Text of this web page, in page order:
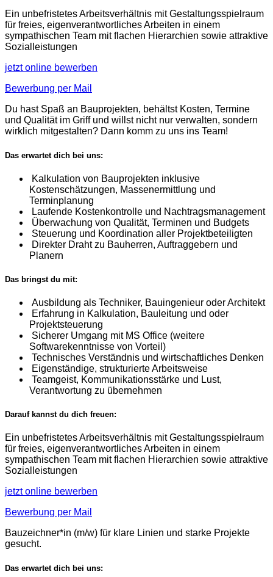
Ein unbefristetes Arbeitsverhältnis mit Gestaltungsspielraum
für freies, eigenverantwortliches Arbeiten in einem
sympathischen Team mit flachen Hierarchien sowie attraktive
Sozialleistungen
jetzt online bewerben
Bewerbung per Mail
Du hast Spaß an Bauprojekten, behältst Kosten, Termine
und Qualität im Griff und willst nicht nur verwalten, sondern
wirklich mitgestalten? Dann komm zu uns ins Team!
Das erwartet dich bei uns:
Kalkulation von Bauprojekten inklusive
Kostenschätzungen, Massenermittlung und
Terminplanung
Laufende Kostenkontrolle und Nachtragsmanagement
Überwachung von Qualität, Terminen und Budgets
Steuerung und Koordination aller Projektbeteiligten
Direkter Draht zu Bauherren, Auftraggebern und
Planern
Das bringst du mit:
Ausbildung als Techniker, Bauingenieur oder Architekt
Erfahrung in Kalkulation, Bauleitung und oder
Projektsteuerung
Sicherer Umgang mit MS Office (weitere
Softwarekenntnisse von Vorteil)
Technisches Verständnis und wirtschaftliches Denken
Eigenständige, strukturierte Arbeitsweise
Teamgeist, Kommunikationsstärke und Lust,
Verantwortung zu übernehmen
Darauf kannst du dich freuen:
Ein unbefristetes Arbeitsverhältnis mit Gestaltungsspielraum
für freies, eigenverantwortliches Arbeiten in einem
sympathischen Team mit flachen Hierarchien sowie attraktive
Sozialleistungen
jetzt online bewerben
Bewerbung per Mail
Bauzeichner*in (m/w) für klare Linien und starke Projekte
gesucht.
Das erwartet dich bei uns: